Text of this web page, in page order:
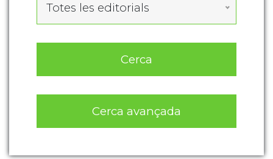
Totes les editorials
Cerca
Cerca avançada